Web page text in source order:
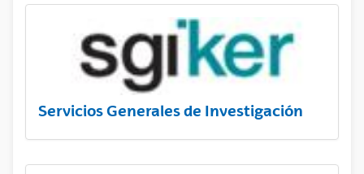
Servicios Generales de Investigación